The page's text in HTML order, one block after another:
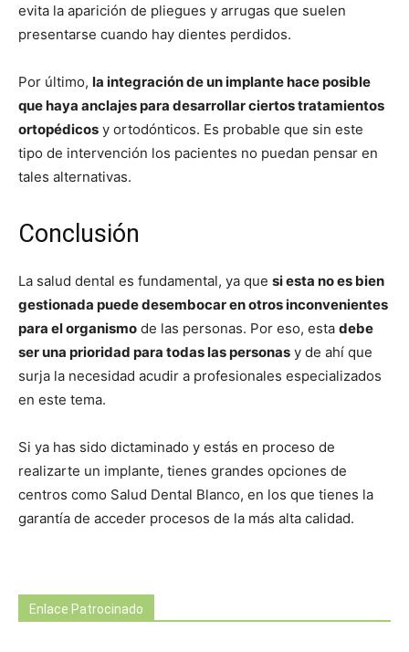
evita la aparición de pliegues y arrugas que suelen
presentarse cuando hay dientes perdidos.
Por último, la integración de un implante hace posible
que haya anclajes para desarrollar ciertos tratamientos
ortopédicos y ortodónticos. Es probable que sin este
tipo de intervención los pacientes no puedan pensar en
tales alternativas.
Conclusión
La salud dental es fundamental, ya que si esta no es bien
gestionada puede desembocar en otros inconvenientes
para el organismo de las personas. Por eso, esta debe
ser una prioridad para todas las personas y de ahí que
surja la necesidad acudir a profesionales especializados
en este tema.
Si ya has sido dictaminado y estás en proceso de
realizarte un implante, tienes grandes opciones de
centros como Salud Dental Blanco, en los que tienes la
garantía de acceder procesos de la más alta calidad.
Enlace Patrocinado